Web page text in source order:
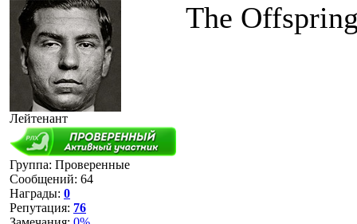
Лейтенант
Группа: Проверенные
Сообщений: 64
Награды: 0
Репутация: 76
The